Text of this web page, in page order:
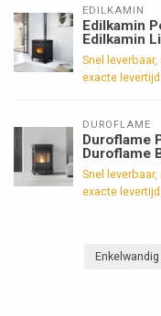
EDILKAMIN
Edilkamin
Edilkamin
Snel
exacte levertijd
DUROFLAME
Duroflame
Duroflame
Snel
exacte levertijd
Enkelwandig